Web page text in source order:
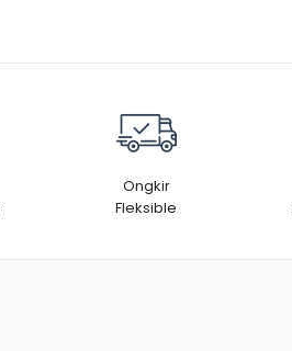
Ongkir
Fleksible